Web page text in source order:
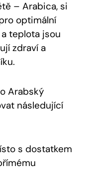
– Arabica, si
optimální
teplota jsou
zdraví a
Arabský
následující
s dostatkem